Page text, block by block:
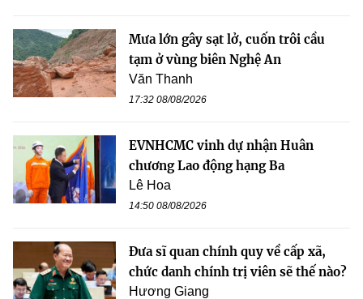
Mưa lớn gây sạt lở, cuốn trôi cầu
tạm ở vùng biên Nghệ An
Văn Thanh
17:32 08/08/2026
EVNHCMC vinh dự nhận Huân
chương Lao động hạng Ba
Lê Hoa
14:50 08/08/2026
Đưa sĩ quan chính quy về cấp xã,
chức danh chính trị viên sẽ thế nào?
Hương Giang